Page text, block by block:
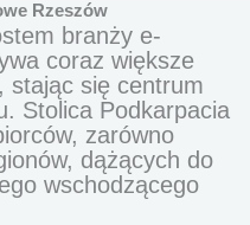
Rzeszów
branży e-
coraz większe
stając się centrum
Stolica Podkarpacia
zarówno
dążących do
wschodzącego